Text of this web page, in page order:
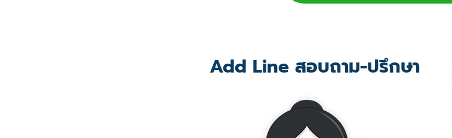
Add Line สอบถาม-ปรึกษา